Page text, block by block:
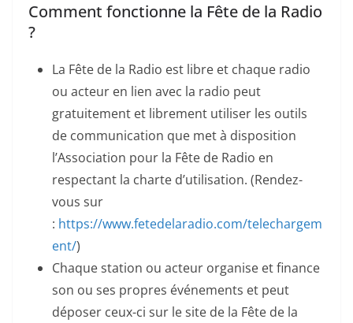
Comment fonctionne la Fête de la Radio
?
La Fête de la Radio est libre et chaque radio
ou acteur en lien avec la radio peut
gratuitement et librement utiliser les outils
de communication que met à disposition
l’Association pour la Fête de Radio en
respectant la charte d’utilisation. (Rendez-
vous sur
: https://www.fetedelaradio.com/telechargem
ent/)
Chaque station ou acteur organise et finance
son ou ses propres événements et peut
déposer ceux-ci sur le site de la Fête de la